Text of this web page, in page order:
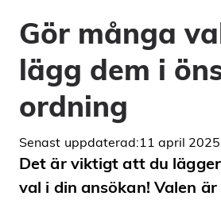
Gör många
lägg dem i
ordning
Senast uppdaterad:11 april 2025
Det är viktigt att du
val i din ansökan! Valen är